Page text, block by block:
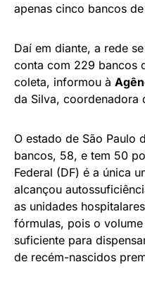
apenas cinco bancos
Daí em diante, a rede
conta com 229 bancos
coleta, informou à
da Silva, coordenadora
O estado de São Paulo
bancos, 58, e tem 50
Federal (DF) é a única
alcançou
as unidades
fórmulas, pois o
suficiente para
de recém-nascidos